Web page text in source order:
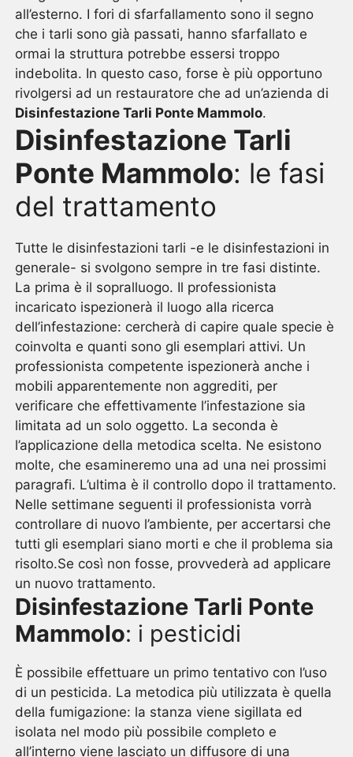
all’esterno. I fori di sfarfallamento sono il segno
che i tarli sono già passati, hanno sfarfallato e
ormai la struttura potrebbe essersi troppo
indebolita. In questo caso, forse è più opportuno
rivolgersi ad un restauratore che ad un’azienda di
Disinfestazione Tarli Ponte Mammolo.
Disinfestazione Tarli
Ponte Mammolo: le fasi
del trattamento
Tutte le disinfestazioni tarli -e le disinfestazioni in
generale- si svolgono sempre in tre fasi distinte.
La prima è il sopralluogo. Il professionista
incaricato ispezionerà il luogo alla ricerca
dell’infestazione: cercherà di capire quale specie è
coinvolta e quanti sono gli esemplari attivi. Un
professionista competente ispezionerà anche i
mobili apparentemente non aggrediti, per
verificare che effettivamente l’infestazione sia
limitata ad un solo oggetto. La seconda è
l’applicazione della metodica scelta. Ne esistono
molte, che esamineremo una ad una nei prossimi
paragrafi. L’ultima è il controllo dopo il trattamento.
Nelle settimane seguenti il professionista vorrà
controllare di nuovo l’ambiente, per accertarsi che
tutti gli esemplari siano morti e che il problema sia
risolto.Se così non fosse, provvederà ad applicare
un nuovo trattamento.
Disinfestazione Tarli Ponte
Mammolo: i pesticidi
È possibile effettuare un primo tentativo con l’uso
di un pesticida. La metodica più utilizzata è quella
della fumigazione: la stanza viene sigillata ed
isolata nel modo più possibile completo e
all’interno viene lasciato un diffusore di una